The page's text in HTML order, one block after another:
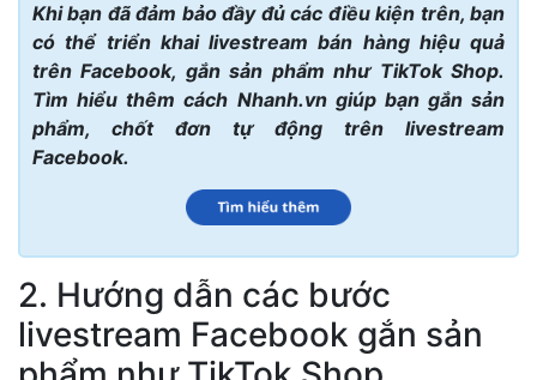
Khi bạn đã đảm bảo đầy đủ các điều kiện trên, bạn
có thể triển khai livestream bán hàng hiệu quả
trên Facebook, gắn sản phẩm như TikTok Shop.
Tìm hiểu thêm cách Nhanh.vn giúp bạn gắn sản
phẩm, chốt đơn tự động trên livestream
Facebook.
2. Hướng dẫn các bước
livestream Facebook gắn sản